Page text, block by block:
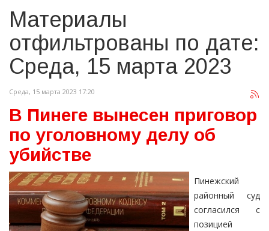
Материалы
отфильтрованы по дате:
Среда, 15 марта 2023
Среда, 15 марта 2023 17:20
В Пинеге вынесен приговор
по уголовному делу об
убийстве
Пинежский
районный суд
согласился с
позицией